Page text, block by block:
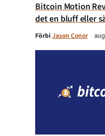
Bitcoin Motion
det en bluff eller
Förbi Jason Conor